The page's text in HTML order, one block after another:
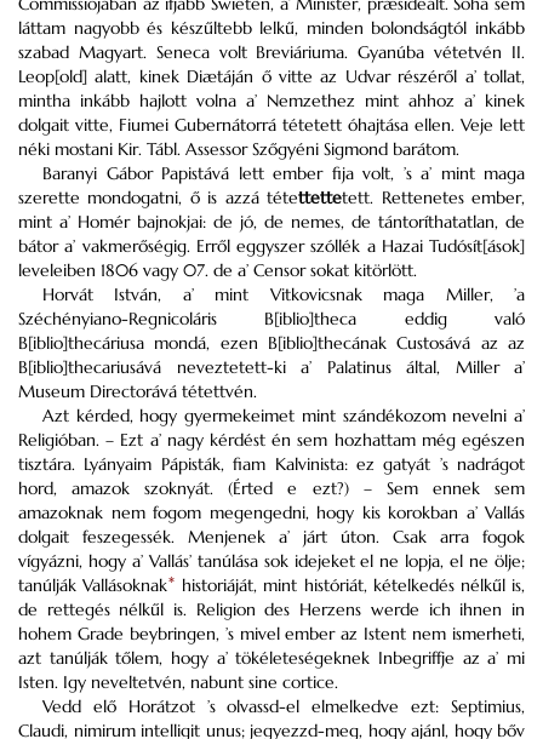
láttam nagyobb és készűltebb lelkű, minden bolondságtól inkább
szabad Magyart. Seneca volt Breviáriuma. Gyanúba vétetvén II.
Leop[old] alatt, kinek Diætáján ő vitte az Udvar részéről a’ tollat,
mintha inkább hajlott volna a’ Nemzethez mint ahhoz a’ kinek
dolgait vitte, Fiumei Gubernátorrá tétetett óhajtása ellen. Veje lett
néki mostani Kir. Tábl. Assessor Szőgyéni Sigmond barátom.
Baranyi Gábor Papistává lett ember fija volt, ’s a’ mint maga
szerette mondogatni, ő is azzá tétettettetett. Rettenetes ember,
mint a’ Homér bajnokjai: de jó, de nemes, de tántoríthatatlan, de
bátor a’ vakmerőségig. Erről eggyszer szóllék a Hazai Tudósít[ások]
leveleiben 1806 vagy 07. de a’ Censor sokat kitörlött.
Horvát István, a’ mint Vitkovicsnak maga Miller, ’a
Széchényiano-Regnicoláris B[iblio]theca eddig való
B[iblio]thecáriusa mondá, ezen B[iblio]thecának Custosává az az
B[iblio]thecariusává neveztetett-ki a’ Palatinus által, Miller a’
Museum Directorává tétettvén.
Azt kérded, hogy gyermekeimet mint szándékozom nevelni a’
Religióban. – Ezt a’ nagy kérdést én sem hozhattam még egészen
tisztára. Lyányaim Pápisták, fiam Kalvinista: ez gatyát ’s nadrágot
hord, amazok szoknyát. (Érted e ezt?) – Sem ennek sem
amazoknak nem fogom megengedni, hogy kis korokban a’ Vallás
dolgait feszegessék. Menjenek a’ járt úton. Csak arra fogok
vígyázni, hogy a’ Vallás’ tanúlása sok idejeket el ne lopja, el ne ölje;
tanúlják Vallásoknak*
historiáját, mint históriát, kételkedés nélkűl is,
de rettegés nélkűl is. Religion des Herzens werde ich ihnen in
hohem Grade beybringen, ’s mivel ember az Istent nem ismerheti,
azt tanúlják tőlem, hogy a’ tökéleteségeknek Inbegriffje az a’ mi
Isten. Igy neveltetvén, nabunt sine cortice.
Vedd elő Horátzot ’s olvassd-el elmelkedve ezt: Septimius,
Claudi, nimirum intelligit unus; jegyezzd-meg, hogy ajánl, hogy bőv